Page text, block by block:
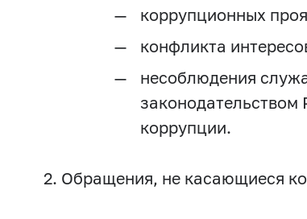
коррупционных
конфликта
несоблюдения
коррупции.
2. Обращения, не касающиеся